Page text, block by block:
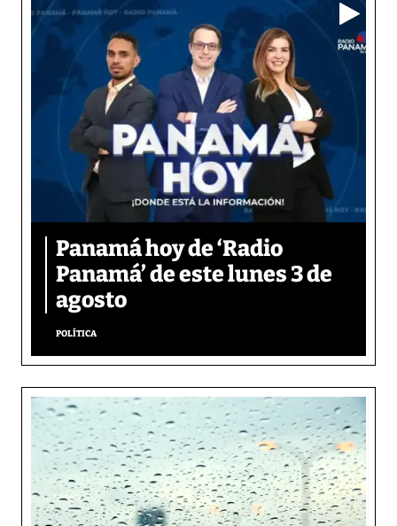
Panamá hoy de ‘Radio
Panamá’ de este lunes 3 de
agosto
POLÍTICA